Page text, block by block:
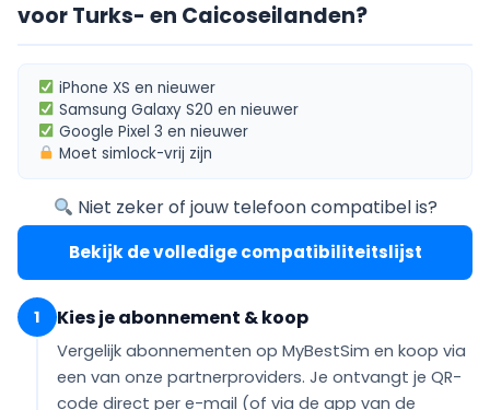
voor Turks- en Caicoseilanden?
iPhone XS en nieuwer
Samsung Galaxy S20 en nieuwer
Google Pixel 3 en nieuwer
Moetsimlock-vrij zijn
Niet zeker of jouw telefoon compatibel is?
Bekijk de volledige compatibiliteitslijst
1 Kies je abonnement & koop
Vergelijk abonnementen op MyBestSim en koop via
een van onze partnerproviders. Je ontvangt je QR-
code direct per e-mail (of via de app van de